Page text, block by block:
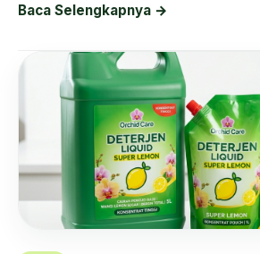
Baca Selengkapnya →